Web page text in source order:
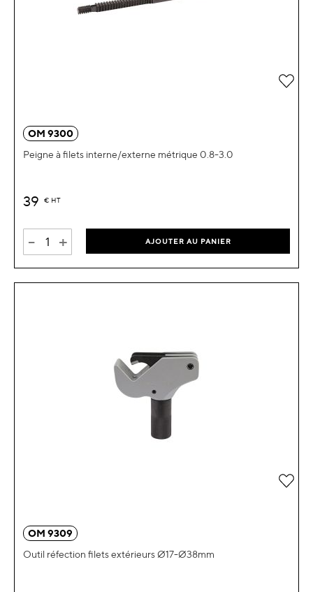
OM 9300
Peigne à filets interne/externe métrique 0.8-3.0
39 € HT
- + AJOUTER AU PANIER
OM 9309
Outil réfection filets extérieurs Ø17-Ø38mm